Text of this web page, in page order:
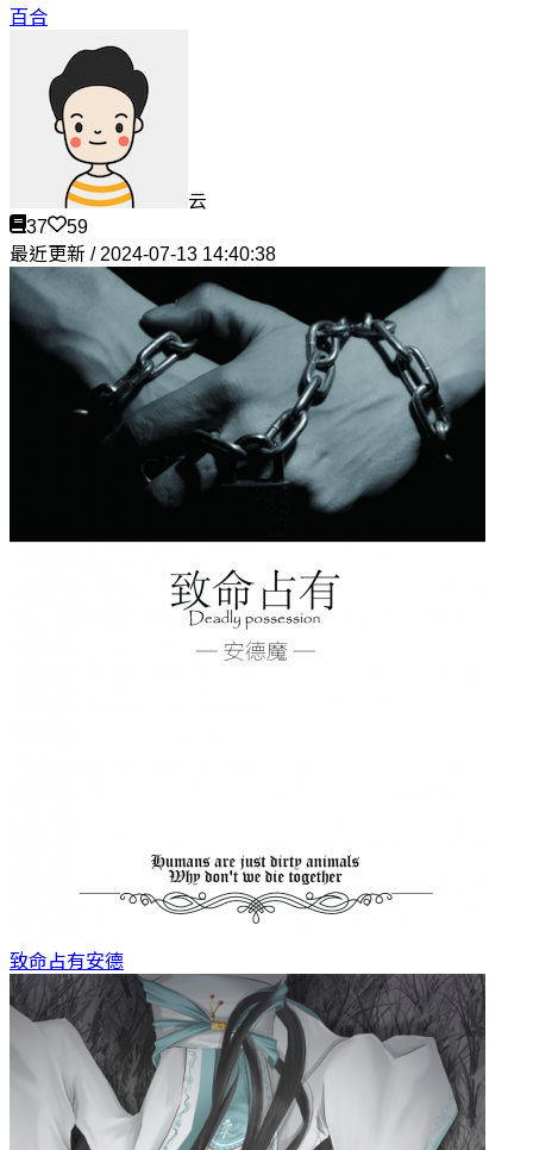
百合
云
37
59
最近更新 / 2024-07-13 14:40:38
致命占有安德